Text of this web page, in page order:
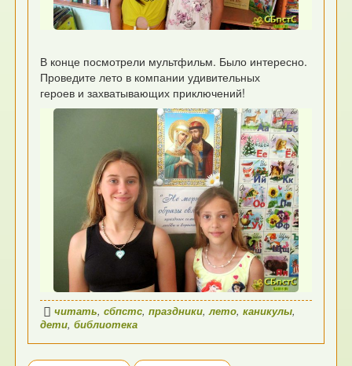
В конце посмотрели мультфильм. Было интересно.
Проведите лето в компании удивительных
героев и захватывающих приключений!
читать,сбпстс,праздники,лето,каникулы,
дети,библиотека